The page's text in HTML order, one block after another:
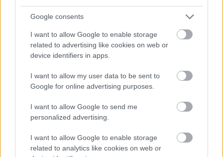
Google consents
I want to allow Google to enable storage
related to advertising like cookies on web or
device identifiers in apps.
I want to allow my user data to be sent to
Google for online advertising purposes.
I want to allow Google to send me
personalized advertising.
I want to allow Google to enable storage
related to analytics like cookies on web or
Balogh Tamás